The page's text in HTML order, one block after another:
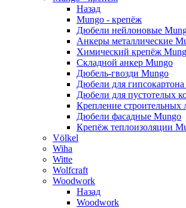
Назад
Mungo - крепёж
Дюбели нейлоновые
Анкеры металлические
Химический крепёж
Складной анкер Mungo
Дюбель-гвозди Mungo
Дюбели для
Дюбели для пустотелых
Крепление строительных
Дюбели фасадные Mungo
Крепёж теплоизоляции
Völkel
Wiha
Witte
Wolfcraft
Woodwork
Назад
Woodwork